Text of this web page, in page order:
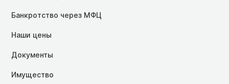
Банкротство через МФЦ
Наши цены
Документы
Имущество